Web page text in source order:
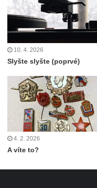
10. 4. 2026
Slyšte slyšte (poprvé)
4. 2. 2026
A víte to?